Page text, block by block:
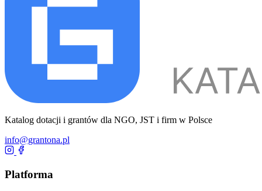
Katalog dotacji i grantów dla NGO, JST i firm w Polsce
info@grantona.pl
Platforma